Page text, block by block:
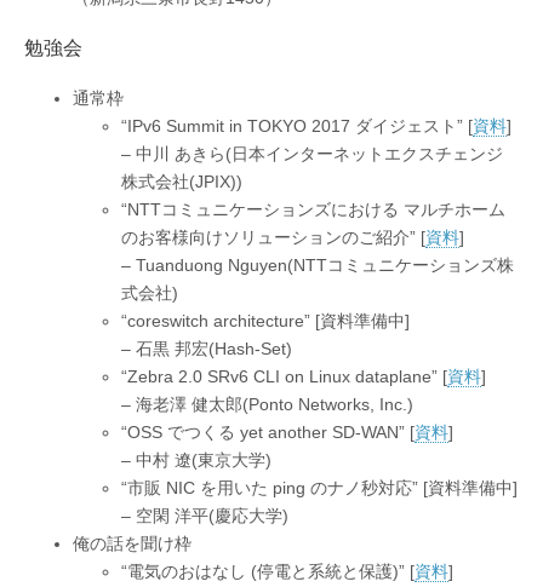
勉強会
通常枠
“IPv6 Summit in TOKYO 2017 ダイジェスト” [資料]
– 中川 あきら(日本インターネットエクスチェンジ
株式会社(JPIX))
“NTTコミュニケーションズにおける マルチホーム
のお客様向けソリューションのご紹介” [資料]
– Tuanduong Nguyen(NTTコミュニケーションズ株
式会社)
“coreswitch architecture” [資料準備中]
– 石黒 邦宏(Hash-Set)
“Zebra 2.0 SRv6 CLI on Linux dataplane” [資料]
– 海老澤 健太郎(Ponto Networks, Inc.)
“OSS でつくる yet another SD-WAN” [資料]
– 中村 遼(東京大学)
“市販 NIC を用いた ping のナノ秒対応” [資料準備中]
– 空閑 洋平(慶応大学)
俺の話を聞け枠
“電気のおはなし (停電と系統と保護)” [資料]